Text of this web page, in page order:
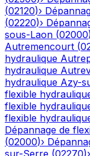
(02120)›
(02220)›
sous-Laon (02000
Autremencourt (
hydraulique
hydraulique
hydraulique Azy-
flexible
flexible
flexible
Dépannage de
(02000)›